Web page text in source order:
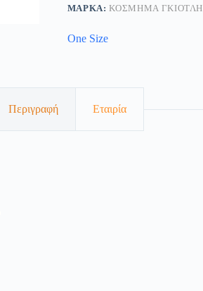
ΜΆΡΚΑ:ΚΟΣΜΗΜΑ ΓΚΙΟΤΛΗ
One Size
Περιγραφή Εταιρία